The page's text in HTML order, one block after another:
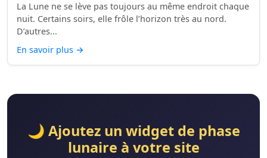
La Lune ne se lève pas toujours au même endroit chaque
nuit. Certains soirs, elle frôle l’horizon très au nord.
D’autres...
En savoir plus →
🌙 Ajoutez un widget de phase
lunaire à votre site